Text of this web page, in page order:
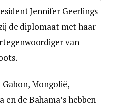
Jennifer Geerlings-
de diplomaat met haar
van
Mongolië,
de Bahama’s hebben